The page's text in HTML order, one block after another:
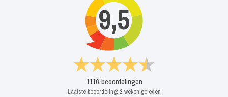
9,5
1116 beoordelingen
Laatste beoordeling: 2 weken geleden